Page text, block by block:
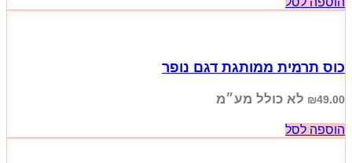
כוס תרמית ממותגת דגם נופר
₪49.00 לא כולל מע״מ
הוספה לסל